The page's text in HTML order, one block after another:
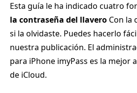
Esta guía le ha indicado cuatro
la contraseña del llavero Con la
si la olvidaste. Puedes hacerlo
nuestra publicación. El
para iPhone imyPass es la mejor
de iCloud.